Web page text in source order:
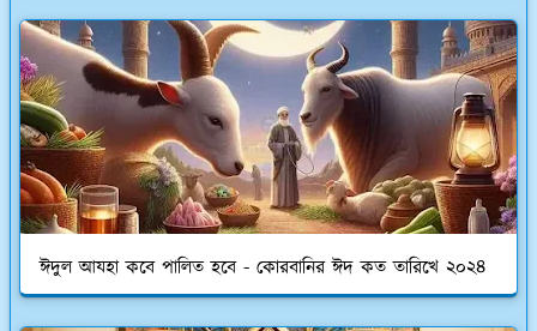
ঈদুল আযহা কবে পালিত হবে - কোরবানির ঈদ কত তারিখে ২০২৪